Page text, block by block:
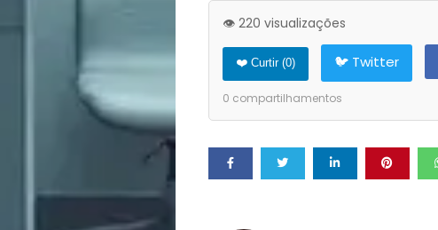
Opinião
Pets
Receitas
Saúde
👁️ 220 visualizações
❤️ Curtir (0) 🐦 Twitter
0 compartilhamentos